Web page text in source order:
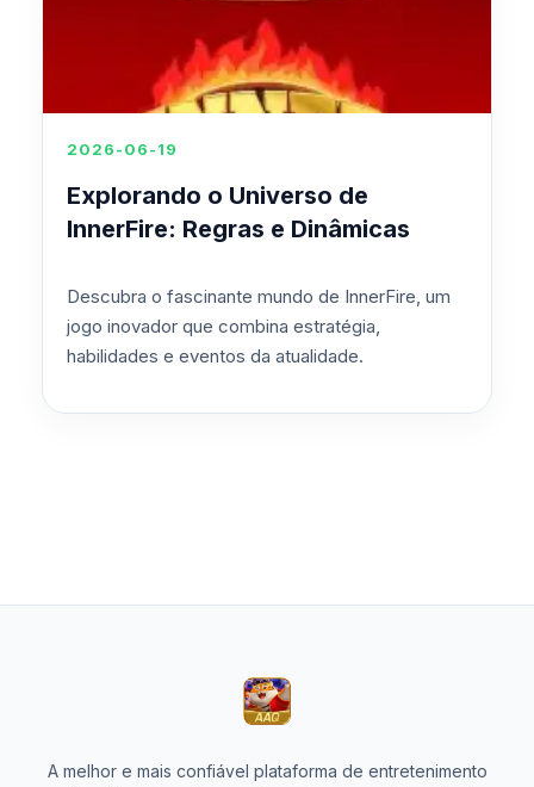
2026-06-19
Explorando o Universo de
InnerFire: Regras e Dinâmicas
Descubra o fascinante mundo de InnerFire, um
jogo inovador que combina estratégia,
habilidades e eventos da atualidade.
A melhor e mais confiável plataforma de entretenimento